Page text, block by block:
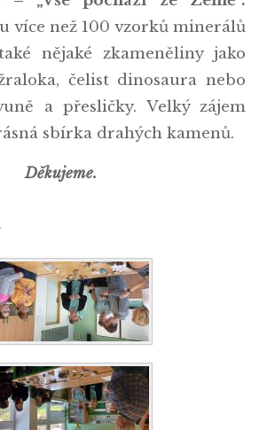
více než 100 vzorků minerálů
nějaké zkameněliny jako
čelist dinosaura nebo
a přesličky. Velký zájem
sbírka drahých kamenů.
Děkujeme.